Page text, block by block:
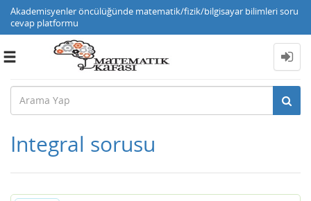
Akademisyenler öncülüğünde matematik/fizik/bilgisayar bilimleri soru
cevap platformu
Toggle
Integral sorusu